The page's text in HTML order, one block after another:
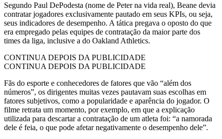
Segundo Paul DePodesta (nome de Peter na vida real), Beane devia
contratar jogadores exclusivamente pautado em seus KPIs, ou seja,
seus indicadores de desempenho. A tática pregava o oposto do que
era empregado pelas equipes de contratação da maior parte dos
times da liga, inclusive a do Oakland Athletics.
CONTINUA DEPOIS DA PUBLICIDADE
CONTINUA DEPOIS DA PUBLICIDADE
Fãs do esporte e conhecedores de fatores que vão “além dos
números”, os dirigentes muitas vezes pautavam suas escolhas em
fatores subjetivos, como a popularidade e aparência do jogador. O
filme retrata um momento, por exemplo, em que a explicação
utilizada para descartar a contratação de um atleta foi: “a namorada
dele é feia, o que pode afetar negativamente o desempenho dele”.